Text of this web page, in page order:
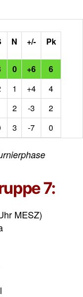
N +/- Pk
0 +6
6
1 +4
4
2 -3
2
3 -7 0
7:
MESZ)